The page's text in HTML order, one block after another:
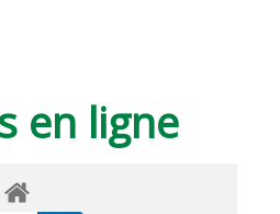
en ligne